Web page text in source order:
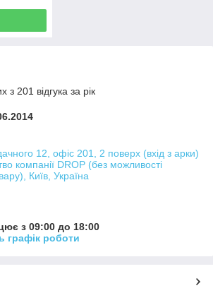
з 201 відгука за рік
12, офіс 201, 2 поверх (вхід з арки)
компанії DROP (без можливості
Київ, Україна
з 09:00 до 18:00
графік роботи